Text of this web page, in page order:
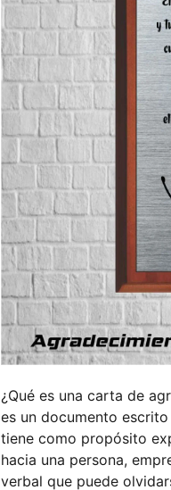
¿Qué es una carta de
es un documento
tiene como propósito
hacia una persona,
verbal que puede